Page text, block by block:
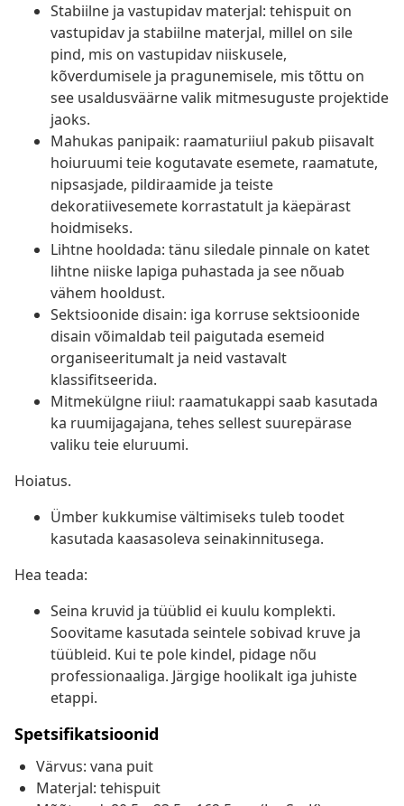
Stabiilne ja vastupidav materjal: tehispuit on
vastupidav ja stabiilne materjal, millel on sile
pind, mis on vastupidav niiskusele,
kõverdumisele ja pragunemisele, mis tõttu on
see usaldusväärne valik mitmesuguste projektide
jaoks.
Mahukas panipaik: raamaturiiul pakub piisavalt
hoiuruumi teie kogutavate esemete, raamatute,
nipsasjade, pildiraamide ja teiste
dekoratiivesemete korrastatult ja käepärast
hoidmiseks.
Lihtne hooldada: tänu siledale pinnale on katet
lihtne niiske lapiga puhastada ja see nõuab
vähem hooldust.
Sektsioonide disain: iga korruse sektsioonide
disain võimaldab teil paigutada esemeid
organiseeritumalt ja neid vastavalt
klassifitseerida.
Mitmekülgne riiul: raamatukappi saab kasutada
ka ruumijagajana, tehes sellest suurepärase
valiku teie eluruumi.
Hoiatus.
Ümber kukkumise vältimiseks tuleb toodet
kasutada kaasasoleva seinakinnitusega.
Hea teada:
Seina kruvid ja tüüblid ei kuulu komplekti.
Soovitame kasutada seintele sobivad kruve ja
tüübleid. Kui te pole kindel, pidage nõu
professionaaliga. Järgige hoolikalt iga juhiste
etappi.
Spetsifikatsioonid
Värvus: vana puit
Materjal: tehispuit